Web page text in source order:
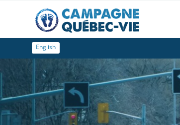
English